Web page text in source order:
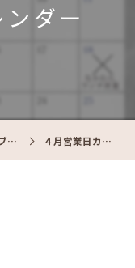
ダー
グ ４月営業日カレンダー